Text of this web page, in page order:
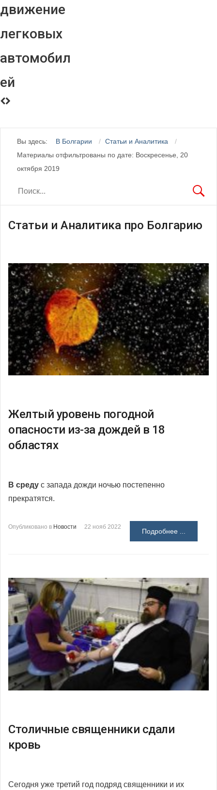
движение
легковых
автомобил
ей
Вы здесь: В Болгарии
Статьи и Аналитика
Материалы отфильтрованы по дате: Воскресенье, 20
октября 2019
Статьи и Аналитика про Болгарию
Желтый уровень погодной
опасности из-за дождей в 18
областях
В среду с запада дожди ночью постепенно
прекратятся.
Опубликовано в Новости 22 нояб 2022
Подробнее ...
Столичные священники сдали
кровь
Сегодня уже третий год подряд священники и их